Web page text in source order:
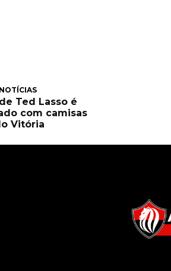
NOTÍCIAS
Ted Lasso é
com camisas
Vitória